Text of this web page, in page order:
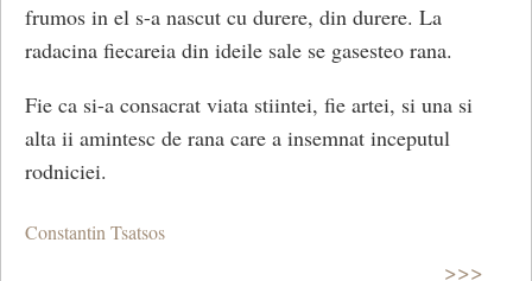
frumos in el s-a nascut cu durere, din durere. La
radacina fiecareia din ideile sale se gasesteo rana.
Fie ca si-a consacrat viata stiintei, fie artei, si una si
alta ii amintesc de rana care a insemnat inceputul
rodniciei.
Constantin Tsatsos
>>>